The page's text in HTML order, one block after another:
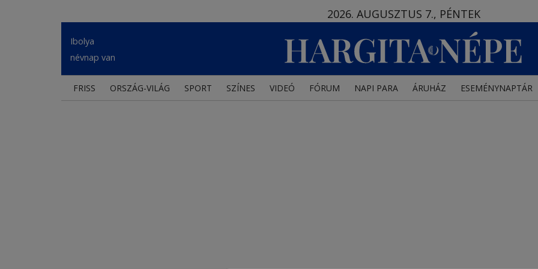
2026. AUGUSZTUS 7., PÉNTEK
Ibolya
névnap van
FRISS ORSZÁG-VILÁG SPORT SZÍNES VIDEÓ FÓRUM NAPI PARA ÁRUHÁZ ESEMÉNYNAPTÁR